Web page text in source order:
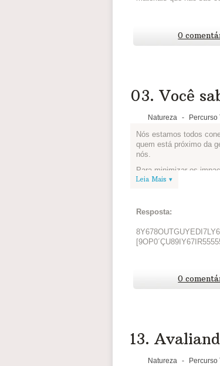
0
03. Você
Natureza - Percurso
Nós estamos todos
quem está próximo da
nós.
Para minimizar os
maneira consciente!
sobre que mudanças
Agora conte pra gente o
lixo:
Leia Mais ▾
Resposta:
0
13.
Natureza - Percurso